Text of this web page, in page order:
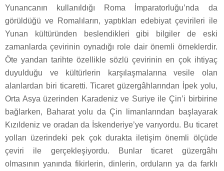
Yunancanın kullanıldığı Roma İmparatorluğu’nda da
görüldüğü ve Romalıların, yaptıkları edebiyat çevirileri ile
Yunan kültüründen beslendikleri gibi bilgiler de eski
zamanlarda çevirinin oynadığı role dair önemli örneklerdir.
Öte yandan tarihte özellikle sözlü çevirinin en çok ihtiyaç
duyulduğu ve kültürlerin karşılaşmalarına vesile olan
alanlardan biri ticaretti. Ticaret güzergâhlarından İpek yolu,
Orta Asya üzerinden Karadeniz ve Suriye ile Çin’i birbirine
bağlarken, Baharat yolu da Çin limanlarından başlayarak
Kızıldeniz ve oradan da İskenderiye’ye varıyordu. Bu ticaret
yolları üzerindeki pek çok durakta iletişim önemli ölçüde
çeviri ile gerçekleşiyordu. Bunlar ticaret güzergâhı
olmasının yanında fikirlerin, dinlerin, orduların ya da farklı